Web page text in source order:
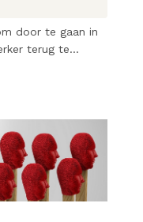
door te gaan in
terug te...